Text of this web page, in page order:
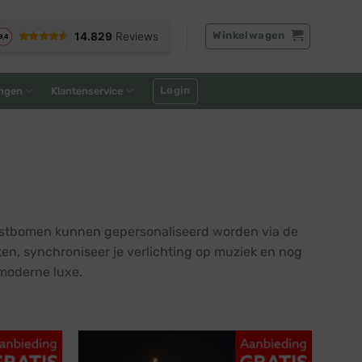
Winkelwagen
Klantenservice Login
kunnen gepersonaliseerd worden via de
synchroniseer je verlichting op muziek en nog
luxe.